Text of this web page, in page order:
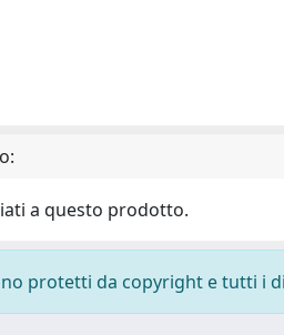
a questo prodotto.
protetti da copyright e tutti i